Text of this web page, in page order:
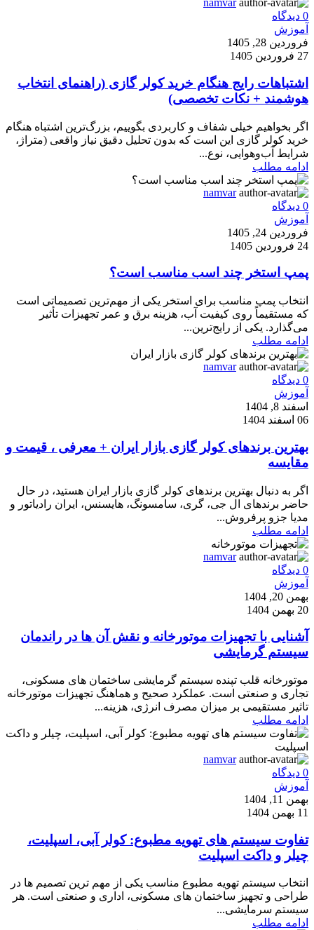
namvar
0 دیدگاه
آموزش
فروردین 28, 1405
27 فروردین 1405
اشتباهات رایج هنگام خرید کولر گازی (راهنمای انتخاب
هوشمند + نکات تخصصی)
اگر بخواهیم خیلی شفاف و کاربردی بگوییم، بزرگ‌ترین اشتباه هنگام
خرید کولر گازی این است که بدون تحلیل دقیق نیاز واقعی (متراژ،
شرایط آب‌وهوایی، نوع...
ادامه مطلب
namvar
0 دیدگاه
آموزش
فروردین 24, 1405
24 فروردین 1405
پمپ استخر چند اسب مناسب است؟
انتخاب پمپ مناسب برای استخر یکی از مهم‌ترین تصمیماتی است
که مستقیماً روی کیفیت آب، هزینه برق و عمر تجهیزات تأثیر
می‌گذارد. یکی از رایج‌ترین...
ادامه مطلب
namvar
0 دیدگاه
آموزش
اسفند 8, 1404
06 اسفند 1404
بهترین برندهای کولر گازی بازار ایران + معرفی ، قیمت و
مقایسه
اگر به دنبال بهترین برندهای کولر گازی بازار ایران هستید، در حال
حاضر برندهای ال جی، گری، سامسونگ، هایسنس، ایران رادیاتور و
مدیا جزو پرفروش...
ادامه مطلب
namvar
0 دیدگاه
آموزش
بهمن 20, 1404
20 بهمن 1404
آشنایی با تجهیزات موتورخانه و نقش آن ها در راندمان
سیستم گرمایشی
موتورخانه قلب تپنده سیستم گرمایشی ساختمان های مسکونی،
تجاری و صنعتی است. عملکرد صحیح و هماهنگ تجهیزات موتورخانه
تاثیر مستقیمی بر میزان مصرف انرژی، هزینه...
ادامه مطلب
namvar
0 دیدگاه
آموزش
بهمن 11, 1404
11 بهمن 1404
تفاوت سیستم های تهویه مطبوع: کولر آبی، اسپلیت،
چیلر و داکت اسپلیت
انتخاب سیستم تهویه مطبوع مناسب یکی از مهم ترین تصمیم ها در
طراحی و تجهیز ساختمان های مسکونی، اداری و صنعتی است. هر
سیستم سرمایشی...
ادامه مطلب